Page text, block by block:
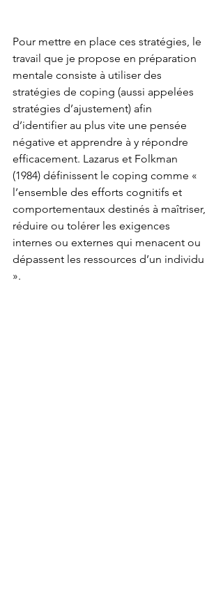
Pour mettre en place ces stratégies, le
travail que je propose en préparation
mentale consiste à utiliser des
stratégies de coping (aussi appelées
stratégies d’ajustement) afin
d’identifier au plus vite une pensée
négative et apprendre à y répondre
efficacement. Lazarus et Folkman
(1984) définissent le coping comme «
l’ensemble des efforts cognitifs et
comportementaux destinés à maîtriser,
réduire ou tolérer les exigences
internes ou externes qui menacent ou
dépassent les ressources d’un individu
».